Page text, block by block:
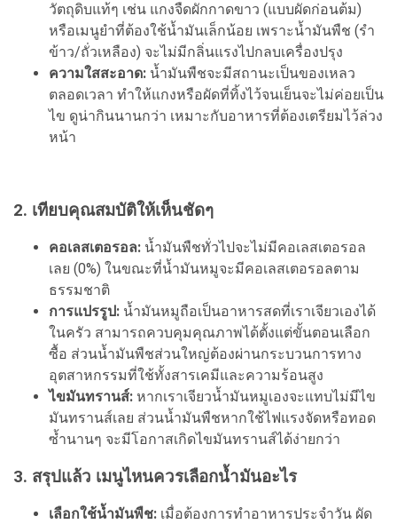
วัตถุดิบแท้ๆ เช่น แกงจืดผักกาดขาว (แบบผัดก่อนต้ม)
หรือเมนูยำที่ต้องใช้น้ำมันเล็กน้อย เพราะน้ำมันพืช (รำ
ข้าว/ถั่วเหลือง) จะไม่มีกลิ่นแรงไปกลบเครื่องปรุง
ความใสสะอาด: น้ำมันพืชจะมีสถานะเป็นของเหลว
ตลอดเวลา ทำให้แกงหรือผัดที่ทิ้งไว้จนเย็นจะไม่ค่อยเป็น
ไข ดูน่ากินนานกว่า เหมาะกับอาหารที่ต้องเตรียมไว้ล่วง
หน้า
2. เทียบคุณสมบัติให้เห็นชัดๆ
คอเลสเตอรอล: น้ำมันพืชทั่วไปจะไม่มีคอเลสเตอรอล
เลย (0%) ในขณะที่น้ำมันหมูจะมีคอเลสเตอรอลตาม
ธรรมชาติ
การแปรรูป: น้ำมันหมูถือเป็นอาหารสดที่เราเจียวเองได้
ในครัว สามารถควบคุมคุณภาพได้ตั้งแต่ขั้นตอนเลือก
ซื้อ ส่วนน้ำมันพืชส่วนใหญ่ต้องผ่านกระบวนการทาง
อุตสาหกรรมที่ใช้ทั้งสารเคมีและความร้อนสูง
ไขมันทรานส์: หากเราเจียวน้ำมันหมูเองจะแทบไม่มีไข
มันทรานส์เลย ส่วนน้ำมันพืชหากใช้ไฟแรงจัดหรือทอด
ซ้ำนานๆ จะมีโอกาสเกิดไขมันทรานส์ได้ง่ายกว่า
3. สรุปแล้ว เมนูไหนควรเลือกน้ำมันอะไร
เลือกใช้น้ำมันพืช: เมื่อต้องการทำอาหารประจำวัน ผัด